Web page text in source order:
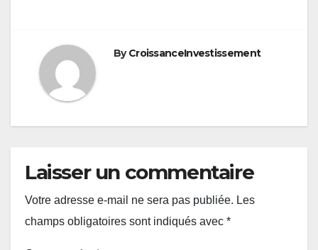
ByCroissanceInvestissement
Laisser un commentaire
Votre adresse e-mail ne sera pas publiée. Les
champs obligatoires sont indiqués avec *